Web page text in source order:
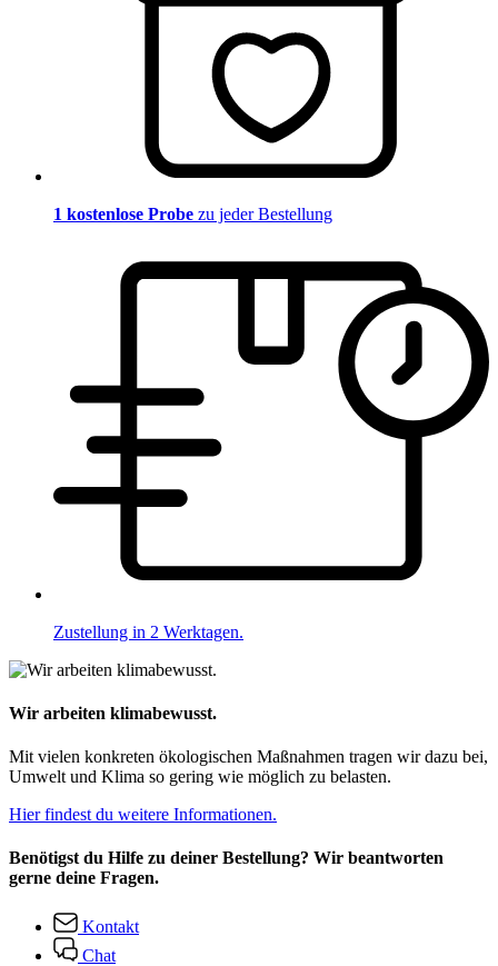
1 kostenlose Probe zu jeder Bestellung
Zustellung in 2 Werktagen.
Wir arbeiten klimabewusst.
Mit vielen konkreten ökologischen Maßnahmen tragen wir dazu bei,
Umwelt und Klima so gering wie möglich zu belasten.
Hier findest du weitere Informationen.
Benötigst du Hilfe zu deiner Bestellung? Wir beantworten
gerne deine Fragen.
Kontakt
Chat